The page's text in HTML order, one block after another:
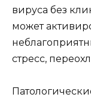
вируса без
может
стресс,